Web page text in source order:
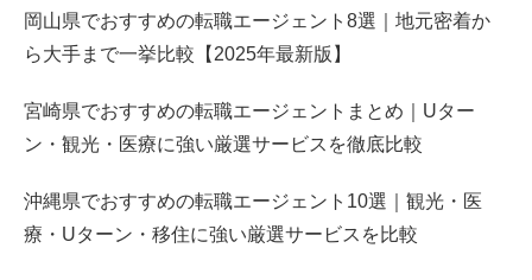
岡山県でおすすめの転職エージェント8選｜地元密着か
ら大手まで一挙比較【2025年最新版】
宮崎県でおすすめの転職エージェントまとめ｜Uター
ン・観光・医療に強い厳選サービスを徹底比較
沖縄県でおすすめの転職エージェント10選｜観光・医
療・Uターン・移住に強い厳選サービスを比較